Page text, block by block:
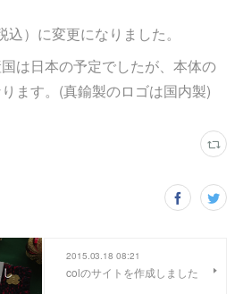
）に変更になりました。
は日本の予定でしたが、本体の
ます。(真鍮製のロゴは国内製)
し
2015.03.18 08:21
colのサイトを作成しました